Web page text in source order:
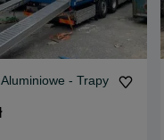
- Trapy